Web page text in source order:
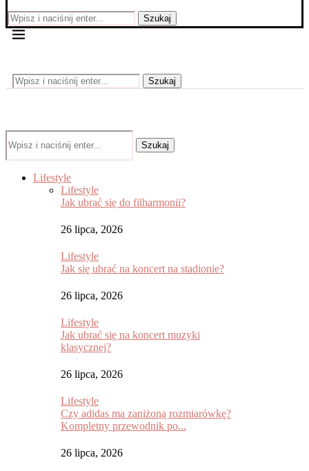
Szukaj
Szukaj
Szukaj
Lifestyle
Lifestyle
Jak ubrać się do filharmonii?
26 lipca, 2026
Lifestyle
Jak się ubrać na koncert na stadionie?
26 lipca, 2026
Lifestyle
Jak ubrać się na koncert muzyki
klasycznej?
26 lipca, 2026
Lifestyle
Czy adidas ma zaniżoną rozmiarówkę?
Kompletny przewodnik po...
26 lipca, 2026